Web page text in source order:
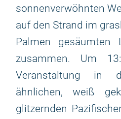
sonnenverwöhnten
auf den Strand im
Palmen gesäumten
zusammen. Um
Veranstaltung in
ähnlichen, weiß
glitzernden